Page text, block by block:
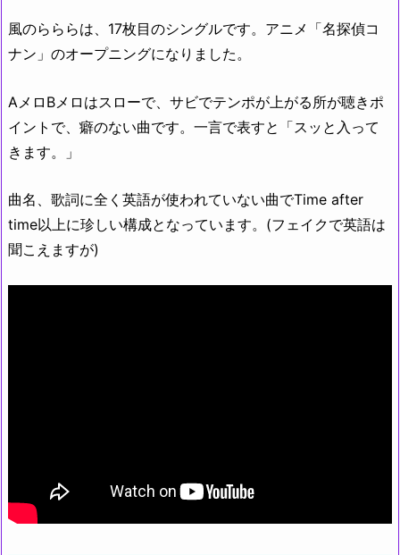
風のらららは、17枚目のシングルです。アニメ「名探偵コ
ナン」のオープニングになりました。
AメロBメロはスローで、サビでテンポが上がる所が聴きポ
イントで、癖のない曲です。一言で表すと「スッと入って
きます。」
曲名、歌詞に全く英語が使われていない曲でTime after
time以上に珍しい構成となっています。(フェイクで英語は
聞こえますが)